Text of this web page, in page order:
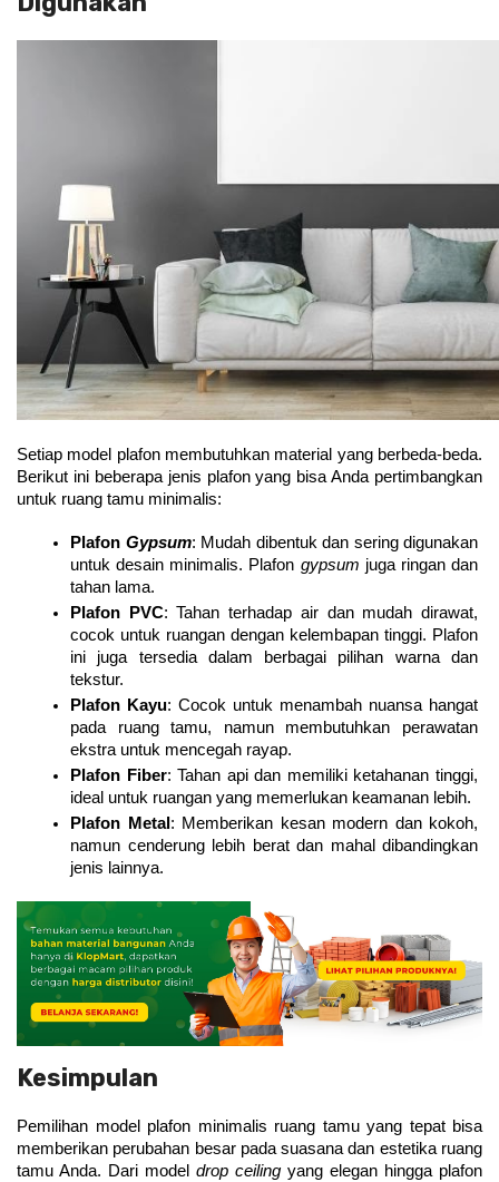
Setiap model plafon membutuhkan material yang berbeda-beda.
Berikut ini beberapa jenis plafon yang bisa Anda pertimbangkan
untuk ruang tamu minimalis:
Plafon Gypsum: Mudah dibentuk dan sering digunakan
untuk desain minimalis. Plafon gypsum juga ringan dan
tahan lama.
Plafon PVC: Tahan terhadap air dan mudah dirawat,
cocok untuk ruangan dengan kelembapan tinggi. Plafon
ini juga tersedia dalam berbagai pilihan warna dan
tekstur.
Plafon Kayu: Cocok untuk menambah nuansa hangat
pada ruang tamu, namun membutuhkan perawatan
ekstra untuk mencegah rayap.
Plafon Fiber: Tahan api dan memiliki ketahanan tinggi,
ideal untuk ruangan yang memerlukan keamanan lebih.
Plafon Metal : Memberikan kesan modern dan kokoh,
namun cenderung lebih berat dan mahal dibandingkan
jenis lainnya.
Kesimpulan
Pemilihan model plafon minimalis ruang tamu yang tepat bisa
memberikan perubahan besar pada suasana dan estetika ruang
tamu Anda. Dari model drop ceiling yang elegan hingga plafon